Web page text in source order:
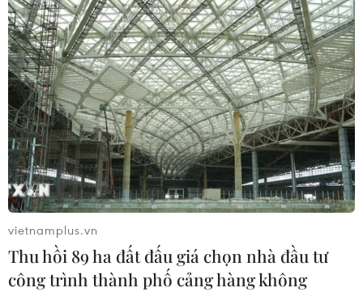
với đặc điểm tự nhiên của vùng Vĩnh Châu (Sóc Trăng)
là một vùng tiếp giáp biển.
vietnamplus.vn
Thu hồi 89 ha đất đấu giá chọn nhà đầu tư
công trình thành phố cảng hàng không